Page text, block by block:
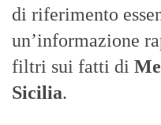
di riferimento
un’informazione
filtri sui fatti di
Sicilia.